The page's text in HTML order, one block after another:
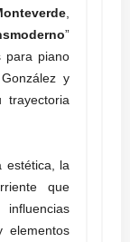
,
”
para piano
y
estética, la
que
elementos